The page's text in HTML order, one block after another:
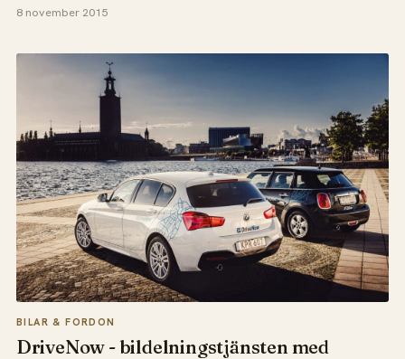
8 november 2015
BILAR & FORDON
DriveNow - bildelningstjänsten med